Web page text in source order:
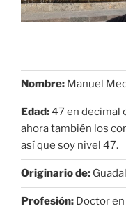
Nombre: Manuel
Edad:47 en decimal
ahora también los
así que soy nivel 47.
Originario de:
Profesión: Doctor